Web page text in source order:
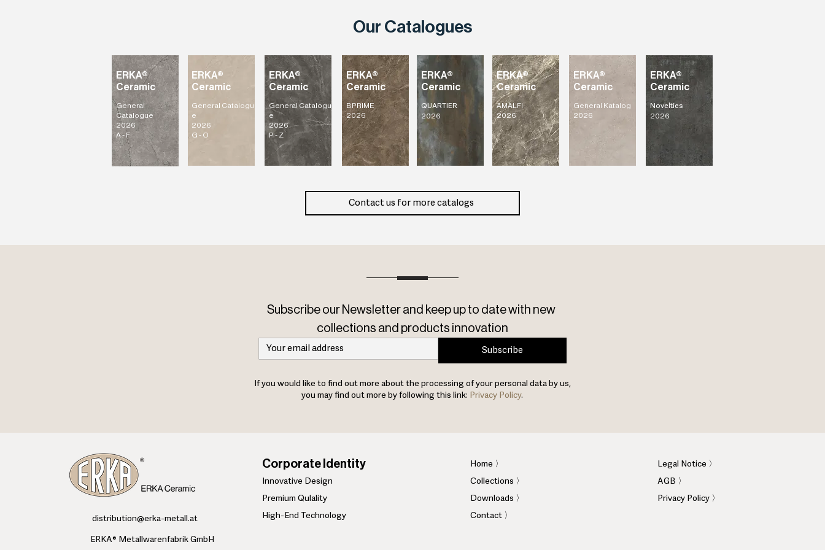
Our Catalogues
ERKA®
Ceramic
General Catalogu
e
2026
G - O
ERKA®
Ceramic
General
Catalogue
2026
A - F
ERKA®
Ceramic
General Catalogu
e
2026
P - Z
ERKA®
Ceramic
AMALFI
2026
ERKA®
Ceramic
QUARTIER
2026
ERKA®
Ceramic
BPRIME
2026
ERKA®
Ceramic
General Katalog
2026
ERKA®
Ceramic
Novelties
2026
Contact us for more catalogs
Subscribe our Newsletter and keep up to date with new
collections and products innovation
Subscribe
If you would like to find out more about the processing of your personal data by us,
you may find out more by following this link: Privacy Policy.
​distribution@erka-metall.at
ERKA® Metallwarenfabrik GmbH
Corporate Identity
​Innovative Design
Premium Qulality
High-End Technology
Home 〉
Collections 〉
Downloads 〉
Contact 〉
Legal Notice 〉
AGB 〉
Privacy Policy 〉